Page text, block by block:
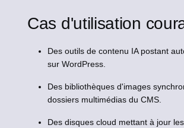
Cas d'utilisation
Des outils de contenu IA postant
sur WordPress.
Des bibliothèques d'images
dossiers multimédias du CMS.
Des disques cloud mettant à jour